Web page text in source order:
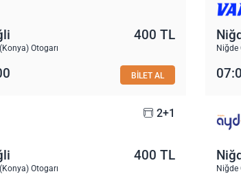
Otogarı
400 TL
BİLET AL
Niğde
2+1
Otogarı
400 TL
Niğde